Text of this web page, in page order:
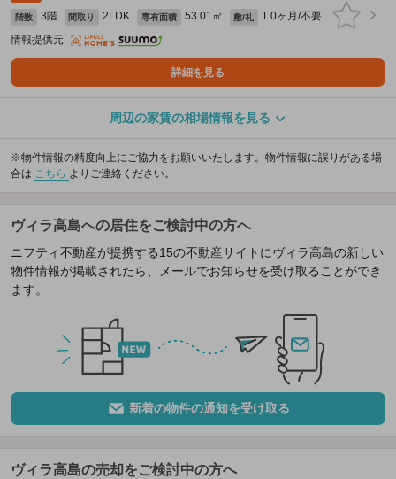
階数 3階 間取り 2LDK 専有面積 53.01㎡ 敷/礼
1.0ヶ月/不要
情報提供元
詳細を見る
周辺の家賃の相場情報を見る
※物件情報の精度向上にご協力をお願いいたします。物件情報に誤りがある場
合は こちら よりご連絡ください。
ヴィラ高島への居住をご検討中の方へ
ニフティ不動産が提携する15の不動産サイトにヴィラ高島の新しい
物件情報が掲載されたら、メールでお知らせを受け取ることができ
ます。
新着の物件の通知を受け取る
ヴィラ高島の売却をご検討中の方へ